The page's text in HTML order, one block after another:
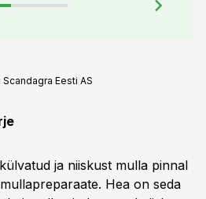
Scandagra Eesti AS
ja niiskust mulla pinnal
Hea on seda